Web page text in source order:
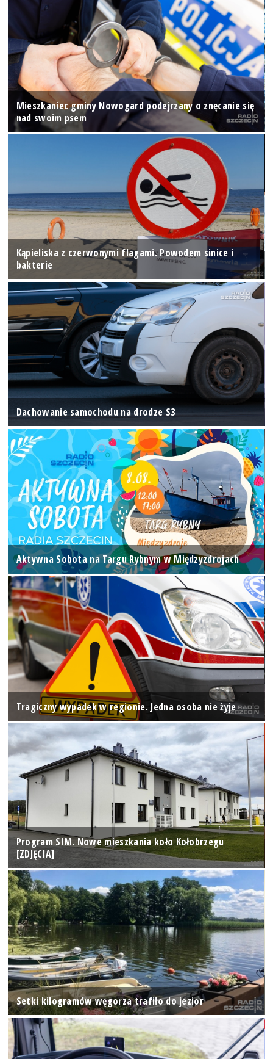
Mieszkaniec gminy Nowogard podejrzany o znęcanie się
nad swoim psem
Kąpieliska z czerwonymi flagami. Powodem sinice i
bakterie
Dachowanie samochodu na drodze S3
Aktywna Sobota na Targu Rybnym w Międzyzdrojach
Tragiczny wypadek w regionie. Jedna osoba nie żyje
Program SIM. Nowe mieszkania koło Kołobrzegu
[ZDJĘCIA]
Setki kilogramów węgorza trafiło do jezior